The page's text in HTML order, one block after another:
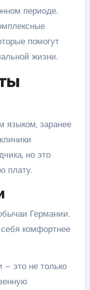
периоде.
помогут
жизни.
языком, заранее
но это
плату.
Германии.
комфортнее
это не только